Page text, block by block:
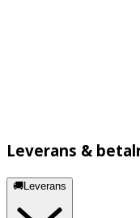
Leverans &
🚚Leverans